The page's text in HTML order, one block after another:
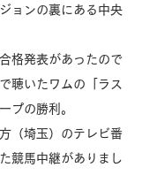
ョンの裏にある中央
格発表があったので
聴いたワムの「ラス
プの勝利。
（埼玉）のテレビ番
競馬中継がありまし